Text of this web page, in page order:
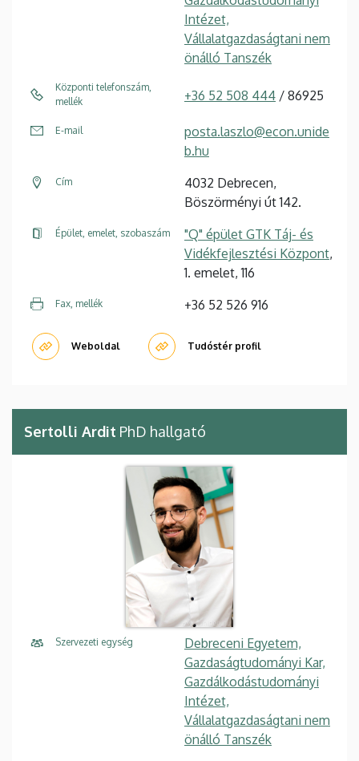
Intézet,
Vállalatgazdaságtani nem
önálló Tanszék
Központi telefonszám,
mellék
+36 52 508 444 / 86925
E-mail
posta.laszlo@econ.unide
b.hu
Cím
4032 Debrecen,
Böszörményi út 142.
Épület, emelet, szobaszám
"Q" épület GTK Táj- és
Vidékfejlesztési Központ,
1. emelet, 116
Fax, mellék +36 52 526 916
Weboldal Tudóstér profil
Sertolli Ardit PhD hallgató
Szervezeti egység
Debreceni Egyetem,
Gazdaságtudományi Kar,
Gazdálkodástudományi
Intézet,
Vállalatgazdaságtani nem
önálló Tanszék